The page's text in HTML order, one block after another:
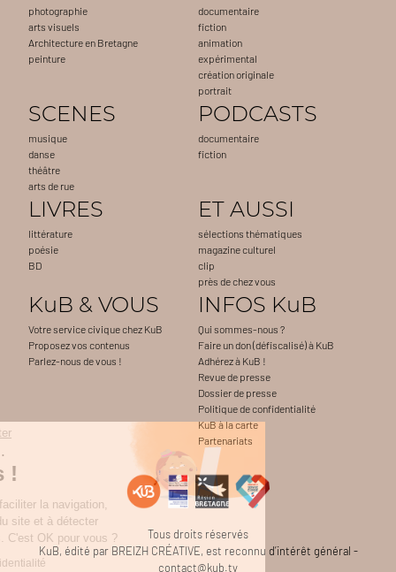
photographie
arts visuels
Architecture en Bretagne
peinture
documentaire
fiction
animation
expérimental
création originale
portrait
SCENES
musique
danse
théâtre
arts de rue
PODCASTS
documentaire
fiction
LIVRES
littérature
poésie
BD
ET AUSSI
sélections thématiques
magazine culturel
clip
près de chez vous
KuB & VOUS
Votre service civique chez KuB
Proposez vos contenus
Parlez-nous de vous !
INFOS KuB
Qui sommes-nous ?
Faire un don (défiscalisé) à KuB
Adhérez à KuB !
Revue de presse
Dossier de presse
Politique de confidentialité
KuB à la carte
Partenariats
Tous droits réservés
KuB, édité par BREIZH CRÉATIVE, est reconnu d’intérêt général -
contact@kub.tv
les Cookies !
On sert notamment à faciliter la navigation,
à mesurer l'audience du site et à détecter
d'éventuels problèmes. C'est OK pour vous ?
Lire la politique de confidentialité